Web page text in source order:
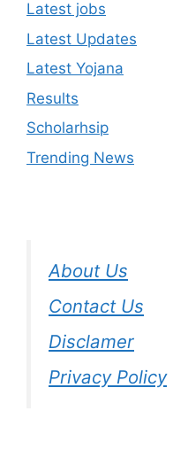
Latest jobs
Latest Updates
Latest Yojana
Results
Scholarhsip
Trending News
About Us
Contact Us
Disclamer
Privacy Policy